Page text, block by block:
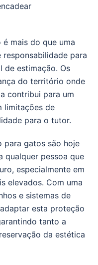
mais do que uma
para
de estimação. Os
do território onde
contribui para um
limitações de
para o tutor.
para gatos são hoje
qualquer pessoa que
especialmente em
elevados. Com uma
e sistemas de
esta proteção
tanto a
da estética